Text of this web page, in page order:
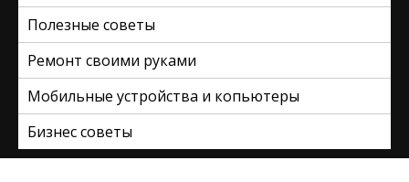
Полезные советы
Ремонт своими руками
Мобильные устройства и копьютеры
Бизнес советы